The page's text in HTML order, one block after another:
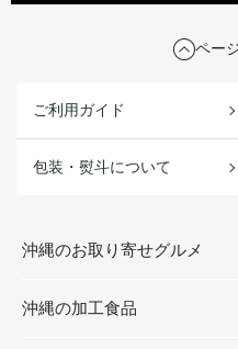
ペー
ご利用ガイド
包装・熨斗について
沖縄のお取り寄せグルメ
お取り寄せグルメ
沖縄の加工食品